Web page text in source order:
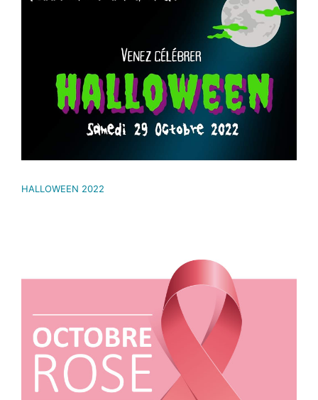
HALLOWEEN 2022